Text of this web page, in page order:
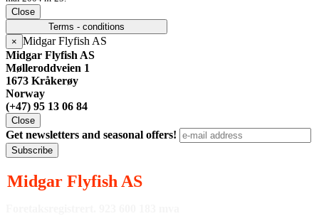
Close
Terms - conditions
× Midgar Flyfish AS
Midgar Flyfish AS
Mølleroddveien 1
1673 Kråkerøy
Norway
(+47) 95 13 06 84
Close
Get newsletters and seasonal offers!
Subscribe
Midgar Flyfish AS